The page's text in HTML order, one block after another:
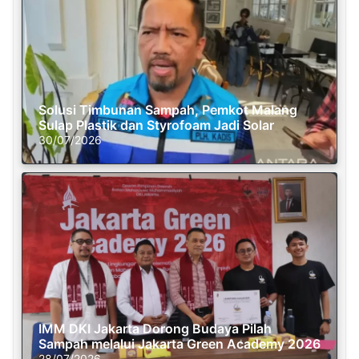
Solusi Timbunan Sampah, Pemkot Malang
Sulap Plastik dan Styrofoam Jadi Solar
30/07/2026
IMM DKI Jakarta Dorong Budaya Pilah
Sampah melalui Jakarta Green Academy 2026